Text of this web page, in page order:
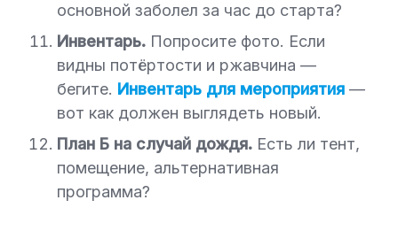
основной заболел за час до старта?
Инвентарь. Попросите фото. Если
видны потёртости и ржавчина —
бегите. Инвентарь для мероприятия —
вот как должен выглядеть новый.
План Б на случай дождя. Есть ли тент,
помещение, альтернативная
программа?